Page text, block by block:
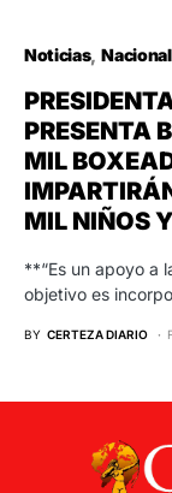
Noticias Nacional
PRESENTA
MIL
MIL NIÑOS
**“Es un apoyo a
objetivo es
BY CERTEZA DIARIO